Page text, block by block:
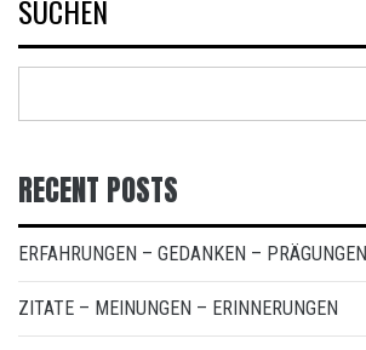
SUCHEN
RECENT POSTS
ERFAHRUNGEN – GEDANKEN – PRÄGUNGEN
ZITATE – MEINUNGEN – ERINNERUNGEN